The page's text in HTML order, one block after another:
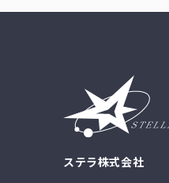
ステラ株式会社